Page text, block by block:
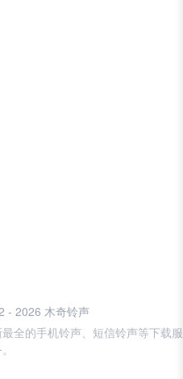
- 2026 木奇铃声
全的手机铃声、短信铃声等下载服